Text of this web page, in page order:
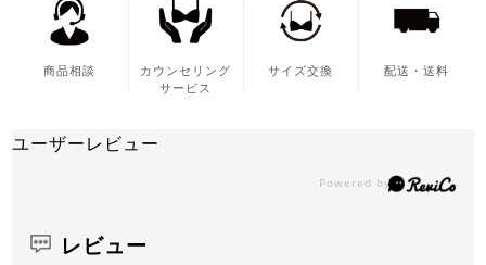
商品相談
カウンセリング
サービス
サイズ交換 配送・送料
ユーザーレビュー
レビュー